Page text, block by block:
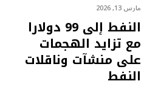
مارس 13, 2026
النفط إلى 99 دولارا
مع تزايد الهجمات
على منشآت وناقلات
النفط